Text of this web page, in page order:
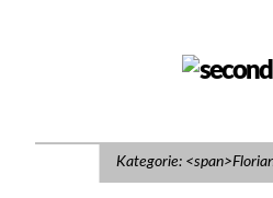
Kategorie: